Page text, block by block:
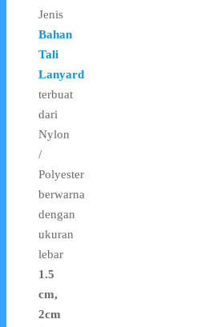
Jenis
Bahan
Tali
Lanyard
terbuat
dari
Nylon
/
Polyester
berwarna
dengan
ukuran
lebar
1.5
cm,
2cm